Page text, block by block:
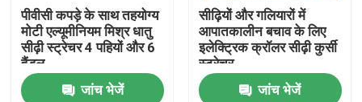
हमारे बारे में
कारखाने का दौरा
पीवीसी कपड़े के साथ तहयोग्य
मोटी एल्यूमीनियम मिश्र धातु
सीढ़ी स्ट्रेचर 4 पहियों और 6
हैंडल
जांच भेजें
सीढ़ियों और गलियारों में
आपातकालीन बचाव के लिए
इलेक्ट्रिक क्रॉलर सीढ़ी कुर्सी
स्ट्रेचर
जांच भेजें